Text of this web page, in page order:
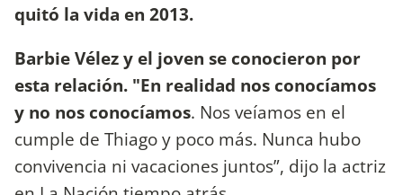
quitó la vida en 2013.
Barbie Vélez y el joven se conocieron por
esta relación. "En realidad nos conocíamos
y no nos conocíamos. Nos veíamos en el
cumple de Thiago y poco más. Nunca hubo
convivencia ni vacaciones juntos”, dijo la actriz